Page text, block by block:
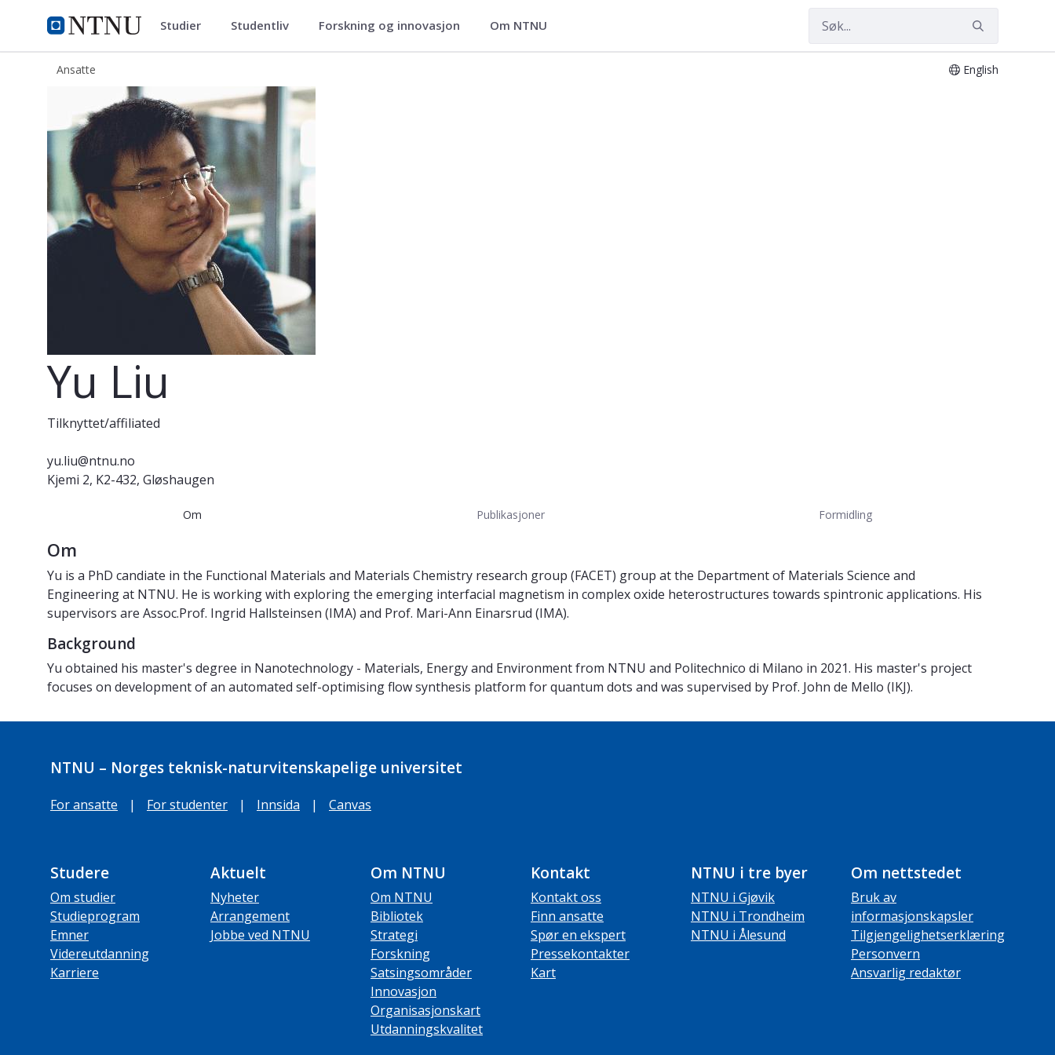
NTNU Hjemmeside
ntnu.no Studier Studentliv Forskning og innovasjon Om NTNU
Ansatte English
Yu Liu
Tilknyttet/affiliated
yu.liu@ntnu.no
Kjemi 2, K2-432, Gløshaugen
Om Publikasjoner Formidling
Om
Yu is a PhD candiate in the Functional Materials and Materials Chemistry research group (FACET) group at the Department of Materials Science and
Engineering at NTNU. He is working with exploring the emerging interfacial magnetism in complex oxide heterostructures towards spintronic applications. His
supervisors are Assoc.Prof. Ingrid Hallsteinsen (IMA) and Prof. Mari-Ann Einarsrud (IMA).
Background
Yu obtained his master's degree in Nanotechnology - Materials, Energy and Environment from NTNU and Politechnico di Milano in 2021. His master's project
focuses on development of an automated self-optimising flow synthesis platform for quantum dots and was supervised by Prof. John de Mello (IKJ).
NTNU – Norges teknisk-naturvitenskapelige universitet
For ansatte | For studenter | Innsida | Canvas
Studere
Om studier
Studieprogram
Emner
Videreutdanning
Karriere
Aktuelt
Nyheter
Arrangement
Jobbe ved NTNU
Om NTNU
Om NTNU
Bibliotek
Strategi
Forskning
Satsingsområder
Innovasjon
Organisasjonskart
Utdanningskvalitet
Kontakt
Kontakt oss
Finn ansatte
Spør en ekspert
Pressekontakter
Kart
NTNU i tre byer
NTNU i Gjøvik
NTNU i Trondheim
NTNU i Ålesund
Om nettstedet
Bruk av
informasjonskapsler
Tilgjengelighetserklæring
Personvern
Ansvarlig redaktør